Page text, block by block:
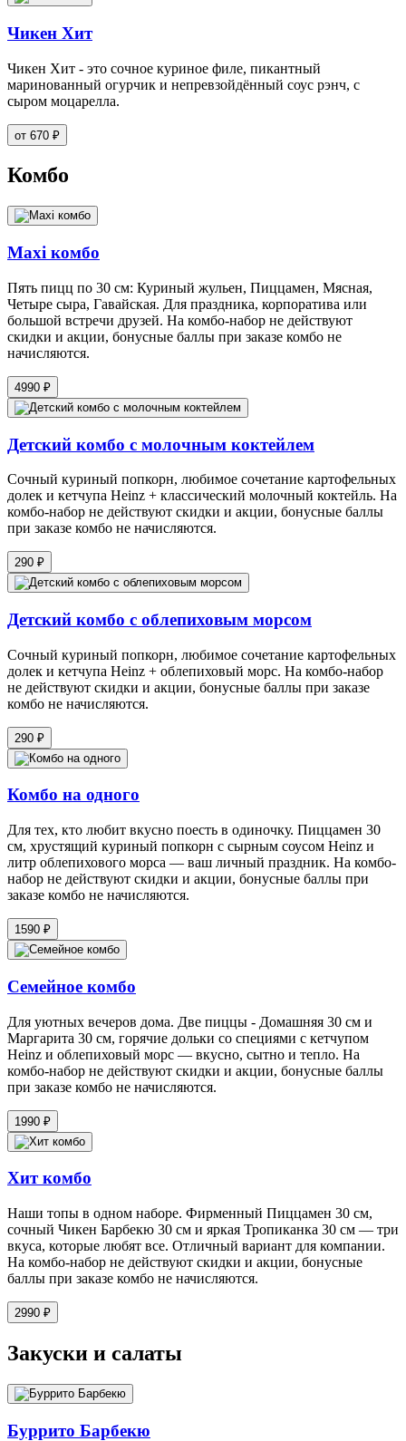
Чикен Хит
Чикен Хит - это сочное куриное филе, пикантный
маринованный огурчик и непревзойдённый соус рэнч, с
сыром моцарелла.
от 670 ₽
Комбо
Maxi комбо
Пять пицц по 30 см: Куриный жульен, Пиццамен, Мясная,
Четыре сыра, Гавайская. Для праздника, корпоратива или
большой встречи друзей. На комбо-набор не действуют
скидки и акции, бонусные баллы при заказе комбо не
начисляются.
4990 ₽
Детский комбо с молочным коктейлем
Сочный куриный попкорн, любимое сочетание картофельных
долек и кетчупа Heinz + классический молочный коктейль. На
комбо-набор не действуют скидки и акции, бонусные баллы
при заказе комбо не начисляются.
290 ₽
Детский комбо с облепиховым морсом
Сочный куриный попкорн, любимое сочетание картофельных
долек и кетчупа Heinz + облепиховый морс. На комбо-набор
не действуют скидки и акции, бонусные баллы при заказе
комбо не начисляются.
290 ₽
Комбо на одного
Для тех, кто любит вкусно поесть в одиночку. Пиццамен 30
см, хрустящий куриный попкорн с сырным соусом Heinz и
литр облепихового морса — ваш личный праздник. На комбо-
набор не действуют скидки и акции, бонусные баллы при
заказе комбо не начисляются.
1590 ₽
Семейное комбо
Для уютных вечеров дома. Две пиццы - Домашняя 30 см и
Маргарита 30 см, горячие дольки со специями с кетчупом
Heinz и облепиховый морс — вкусно, сытно и тепло. На
комбо-набор не действуют скидки и акции, бонусные баллы
при заказе комбо не начисляются.
1990 ₽
Хит комбо
Наши топы в одном наборе. Фирменный Пиццамен 30 см,
сочный Чикен Барбекю 30 см и яркая Тропиканка 30 см — три
вкуса, которые любят все. Отличный вариант для компании.
На комбо-набор не действуют скидки и акции, бонусные
баллы при заказе комбо не начисляются.
2990 ₽
Закуски и салаты
Буррито Барбекю